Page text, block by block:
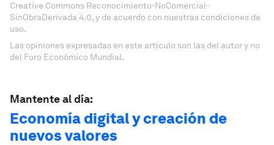
Creative Commons Reconocimiento-NoComercial-
SinObraDerivada 4.0, y de acuerdo con nuestras condiciones de
uso.
Las opiniones expresadas en este artículo son las del autor y no
del Foro Económico Mundial.
Mantente al día:
Economía digital y creación de
nuevos valores